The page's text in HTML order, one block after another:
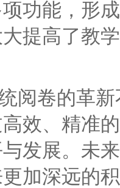
功能，形
提高了教
卷的革新
效、精准
发展。未
加深远的